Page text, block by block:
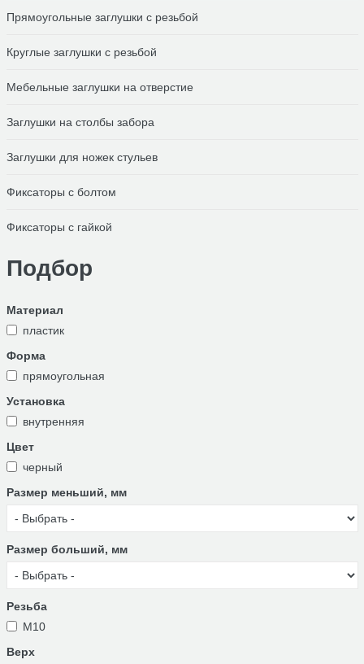
Прямоугольные заглушки с резьбой
Круглые заглушки с резьбой
Мебельные заглушки на отверстие
Заглушки на столбы забора
Заглушки для ножек стульев
Фиксаторы с болтом
Фиксаторы с гайкой
Подбор
Материал
пластик
Форма
прямоугольная
Установка
внутренняя
Цвет
черный
Размер меньший, мм
Размер больший, мм
Резьба
М10
Верх